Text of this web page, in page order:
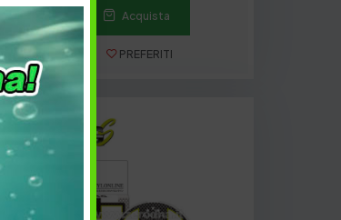
Acquista
PREFERITI